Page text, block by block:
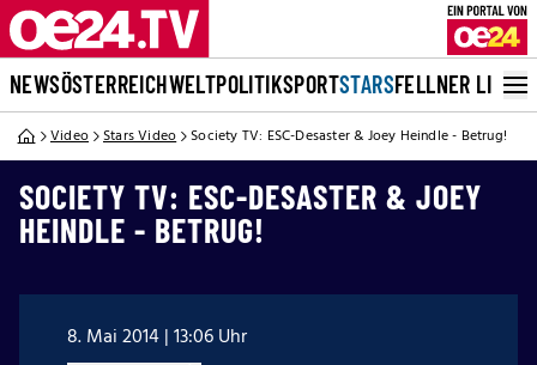
NEWSÖSTERREICHWELTPOLITIKSPORTSTARSFELLNER LIVE
Video Stars Video Society TV: ESC-Desaster & Joey Heindle - Betrug!
SOCIETY TV: ESC-DESASTER & JOEY
HEINDLE - BETRUG!
8. Mai 2014 | 13:06 Uhr